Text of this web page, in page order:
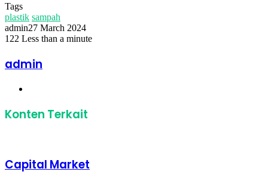
Tags
plastik sampah
admin27 March 2024
122 Less than a minute
via
Email
admin
Konten Terkait
Capital Market